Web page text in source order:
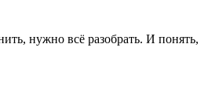
нужно всё разобрать. И понять,